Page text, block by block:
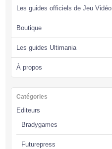
Les guides officiels de Jeu Vidéo
Boutique
Les guides Ultimania
À propos
Catégories
Editeurs
Bradygames
Futurepress